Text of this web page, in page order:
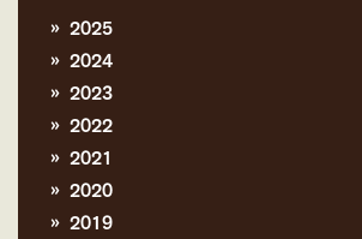
2025
2024
2023
2022
2021
2020
2019